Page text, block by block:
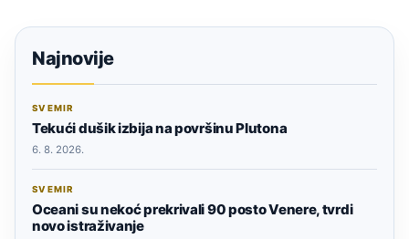
Najnovije
SVEMIR
Tekući dušik izbija na površinu Plutona
6. 8. 2026.
SVEMIR
Oceani su nekoć prekrivali 90 posto Venere, tvrdi
novo istraživanje